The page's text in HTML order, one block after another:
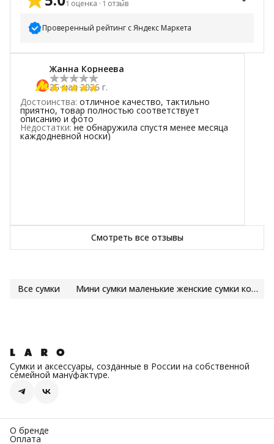
1 оценка · 1 отзыв
Проверенный рейтинг с Яндекс Маркета
5 звёзд
1
звезды
звезды
2 звезды
1 звезда
Жанна Корнеева
25 мая 2026 г.
Достоинства: отличное качество, тактильно
приятно, товар полностью соответствует
описанию и фото
Недостатки: не обнаружила спустя менее месяца
каждодневной носки)
Смотреть все отзывы
Все сумки Мини сумки маленькие женские сумки кожа купить | LARO
Сумки и аксессуары, созданные в России на собственной
семейной мануфактуре.
О бренде
Оплата